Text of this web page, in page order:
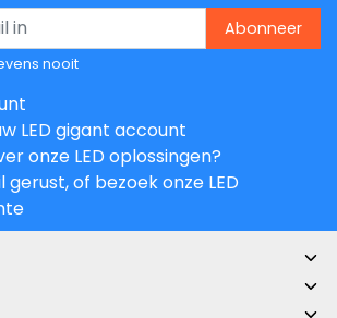
Abonneer
nooit
LED gigant account
onze LED oplossingen?
gerust, of bezoek onze LED